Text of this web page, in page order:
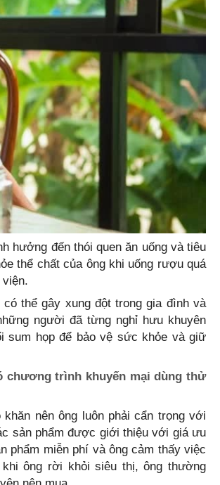
hưởng đến thói quen ăn uống và tiêu
thể chất của ông khi uống rượu quá
thể gây xung đột trong gia đình và
người đã từng nghỉ hưu khuyên
sum họp để bảo vệ sức khỏe và giữ
chương trình khuyến mại dùng thử
nên ông luôn phải cẩn trọng với
sản phẩm được giới thiệu với giá ưu
phẩm miễn phí và ông cảm thấy việc
ông rời khỏi siêu thị, ông thường